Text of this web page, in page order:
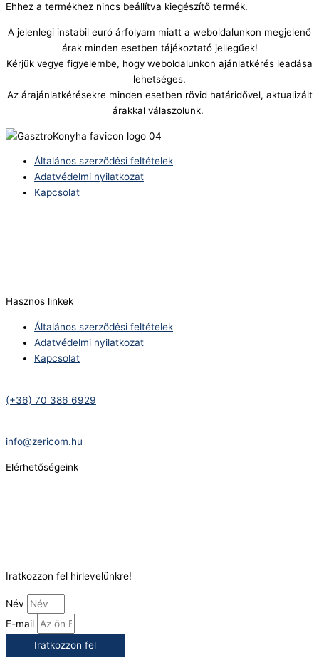
Ehhez a termékhez nincs beállítva kiegészítő termék.
A jelenlegi instabil euró árfolyam miatt a weboldalunkon megjelenő
árak minden esetben tájékoztató jellegűek!
Kérjük vegye figyelembe, hogy weboldalunkon ajánlatkérés leadása
lehetséges.
Az árajánlatkérésekre minden esetben rövid határidővel, aktualizált
árakkal válaszolunk.
Általános szerződési feltételek
Adatvédelmi nyilatkozat
Kapcsolat
Hasznos linkek
Általános szerződési feltételek
Adatvédelmi nyilatkozat
Kapcsolat
(+36) 70 386 6929
info@zericom.hu
Elérhetőségeink
Iratkozzon fel hírlevelünkre!
Név
E-mail
Iratkozzon fel